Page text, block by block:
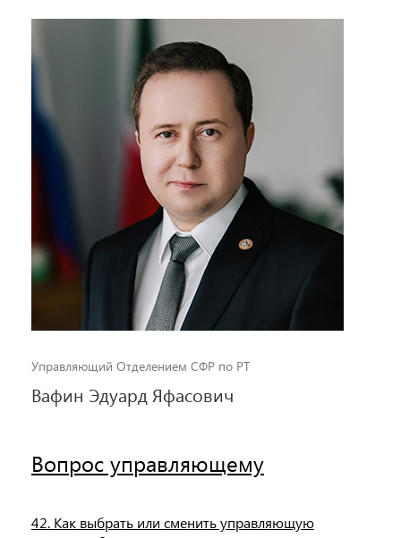
Управляющий Отделением СФР по РТ
Вафин Эдуард Яфасович
Вопрос управляющему
42. Как выбрать или сменить управляющую